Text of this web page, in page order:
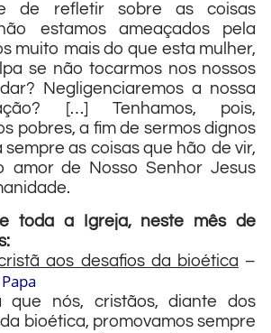
de refletir sobre as coisas
estamos ameaçados pela
muito mais do que esta mulher,
se não tocarmos nos nossos
Negligenciaremos a nossa
[…] Tenhamos, pois,
pobres, a fim de sermos dignos
as coisas que hão de vir,
amor de Nosso Senhor Jesus
toda a Igreja, neste mês de
aos desafios da bioética –
que nós, cristãos, diante dos
bioética, promovamos sempre